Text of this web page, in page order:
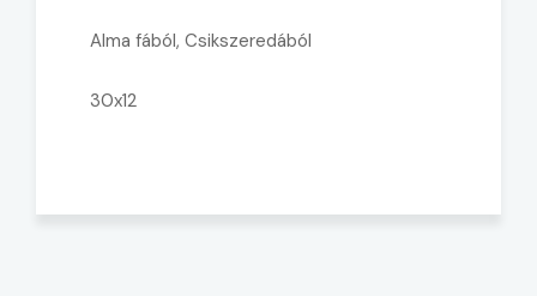
Alma fából, Csikszeredából
30x12